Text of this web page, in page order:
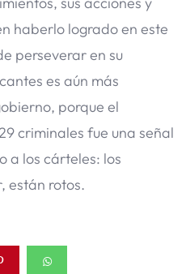
haberlo logrado en este
perseverar en su
es aún más
porque el
criminales fue una señal
a los cárteles: los
están rotos.